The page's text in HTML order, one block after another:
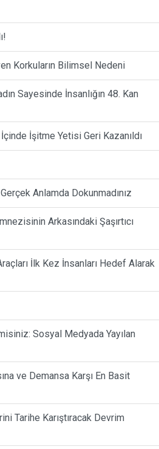
Korkuların Bilimsel Nedeni
Sayesinde İnsanlığın 48. Kan
İşitme Yetisi Geri Kazanıldı
Anlamda Dokunmadınız
Arkasındaki Şaşırtıcı
İlk Kez İnsanları Hedef Alarak
Sosyal Medyada Yayılan
ve Demansa Karşı En Basit
Tarihe Karıştıracak Devrim